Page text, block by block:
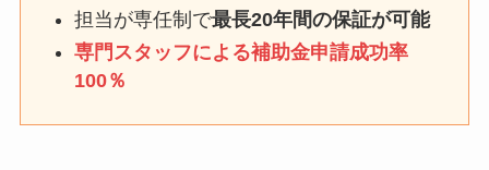
担当が専任制で最長20年間の保証が可能
専門スタッフによる補助金申請成功率
100％